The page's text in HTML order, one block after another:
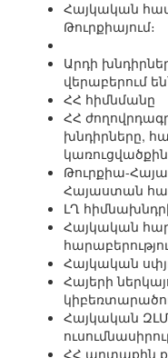
Հայկական
Թուրքիայում։
Արդի
վերաբերում
ՀՀ հիմնմանը
ՀՀ
խնդիրները,
կառուցվածքին
Թուրքիա-
Հայաստան
ԼՂ
Հայկական
Հայկական
Հայերի
Հայկական
ՀՀ արտաքին